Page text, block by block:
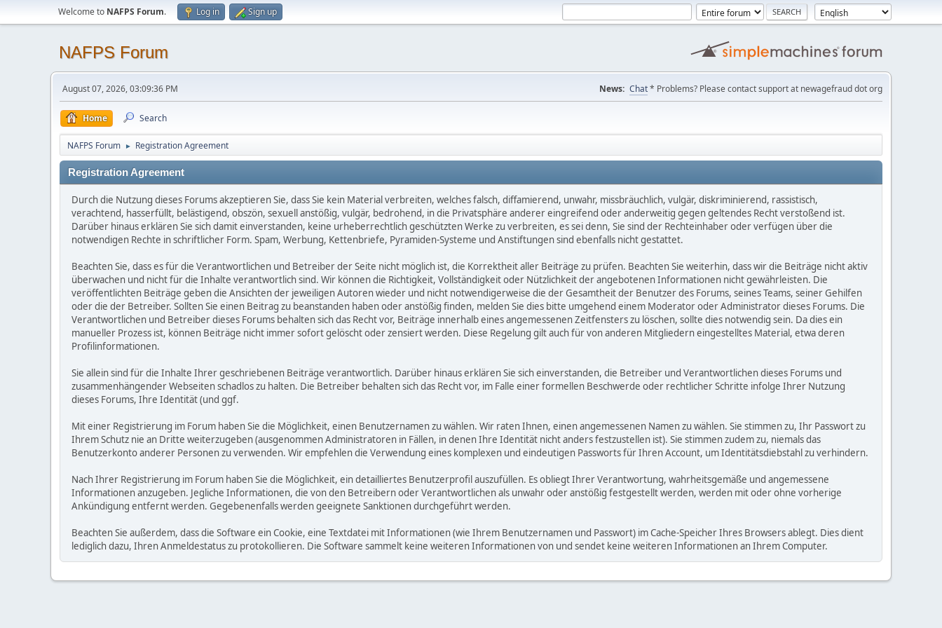
Welcome to NAFPS Forum. Log in Sign up
NAFPS Forum
August 07, 2026, 03:09:36 PM News: Chat* Problems? Please contact support at newagefraud dot org
Home Search
NAFPS Forum ► Registration Agreement
Registration Agreement
Durch die Nutzung dieses Forums akzeptieren Sie, dass Sie kein Material verbreiten, welches falsch, diffamierend, unwahr, missbräuchlich, vulgär, diskriminierend, rassistisch,
verachtend, hasserfüllt, belästigend, obszön, sexuell anstößig, vulgär, bedrohend, in die Privatsphäre anderer eingreifend oder anderweitig gegen geltendes Recht verstoßend ist.
Darüber hinaus erklären Sie sich damit einverstanden, keine urheberrechtlich geschützten Werke zu verbreiten, es sei denn, Sie sind der Rechteinhaber oder verfügen über die
notwendigen Rechte in schriftlicher Form. Spam, Werbung, Kettenbriefe, Pyramiden-Systeme und Anstiftungen sind ebenfalls nicht gestattet.
Beachten Sie, dass es für die Verantwortlichen und Betreiber der Seite nicht möglich ist, die Korrektheit aller Beiträge zu prüfen. Beachten Sie weiterhin, dass wir die Beiträge nicht aktiv
überwachen und nicht für die Inhalte verantwortlich sind. Wir können die Richtigkeit, Vollständigkeit oder Nützlichkeit der angebotenen Informationen nicht gewährleisten. Die
veröffentlichten Beiträge geben die Ansichten der jeweiligen Autoren wieder und nicht notwendigerweise die der Gesamtheit der Benutzer des Forums, seines Teams, seiner Gehilfen
oder die der Betreiber. Sollten Sie einen Beitrag zu beanstanden haben oder anstößig finden, melden Sie dies bitte umgehend einem Moderator oder Administrator dieses Forums. Die
Verantwortlichen und Betreiber dieses Forums behalten sich das Recht vor, Beiträge innerhalb eines angemessenen Zeitfensters zu löschen, sollte dies notwendig sein. Da dies ein
manueller Prozess ist, können Beiträge nicht immer sofort gelöscht oder zensiert werden. Diese Regelung gilt auch für von anderen Mitgliedern eingestelltes Material, etwa deren
Profilinformationen.
Sie allein sind für die Inhalte Ihrer geschriebenen Beiträge verantwortlich. Darüber hinaus erklären Sie sich einverstanden, die Betreiber und Verantwortlichen dieses Forums und
zusammenhängender Webseiten schadlos zu halten. Die Betreiber behalten sich das Recht vor, im Falle einer formellen Beschwerde oder rechtlicher Schritte infolge Ihrer Nutzung
dieses Forums, Ihre Identität (und ggf.
Mit einer Registrierung im Forum haben Sie die Möglichkeit, einen Benutzernamen zu wählen. Wir raten Ihnen, einen angemessenen Namen zu wählen. Sie stimmen zu, Ihr Passwort zu
Ihrem Schutz nie an Dritte weiterzugeben (ausgenommen Administratoren in Fällen, in denen Ihre Identität nicht anders festzustellen ist). Sie stimmen zudem zu, niemals das
Benutzerkonto anderer Personen zu verwenden. Wir empfehlen die Verwendung eines komplexen und eindeutigen Passworts für Ihren Account, um Identitätsdiebstahl zu verhindern.
Nach Ihrer Registrierung im Forum haben Sie die Möglichkeit, ein detailliertes Benutzerprofil auszufüllen. Es obliegt Ihrer Verantwortung, wahrheitsgemäße und angemessene
Informationen anzugeben. Jegliche Informationen, die von den Betreibern oder Verantwortlichen als unwahr oder anstößig festgestellt werden, werden mit oder ohne vorherige
Ankündigung entfernt werden. Gegebenenfalls werden geeignete Sanktionen durchgeführt werden.
Beachten Sie außerdem, dass die Software ein Cookie, eine Textdatei mit Informationen (wie Ihrem Benutzernamen und Passwort) im Cache-Speicher Ihres Browsers ablegt. Dies dient
lediglich dazu, Ihren Anmeldestatus zu protokollieren. Die Software sammelt keine weiteren Informationen von und sendet keine weiteren Informationen an Ihrem Computer.